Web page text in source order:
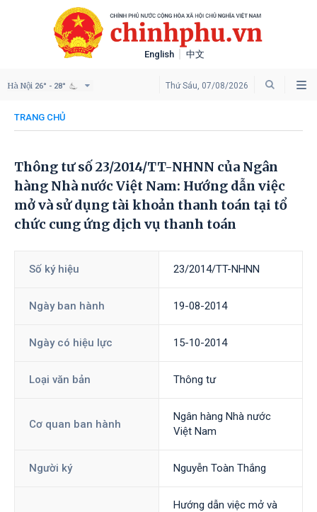
English 中文
Thứ Sáu, 07/08/2026
Hà Nội 26° - 28°
TRANG CHỦ
Thông tư số 23/2014/TT-NHNN của Ngân
hàng Nhà nước Việt Nam: Hướng dẫn việc
mở và sử dụng tài khoản thanh toán tại tổ
chức cung ứng dịch vụ thanh toán
Số ký hiệu 23/2014/TT-NHNN
Ngày ban hành 19-08-2014
Ngày có hiệu lực 15-10-2014
Loại văn bản Thông tư
Cơ quan ban hành
Ngân hàng Nhà nước
Việt Nam
Người ký Nguyễn Toàn Thắng
Hướng dẫn việc mở và